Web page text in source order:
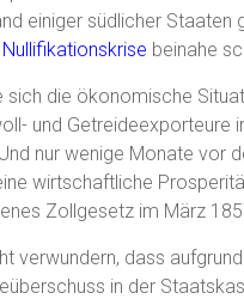
einiger südlicher
Nullifikationskrise beinahe
sich die ökonomische
und
nur wenige Monate vor
wirtschaftliche
Zollgesetz im März
verwundern, dass
in der